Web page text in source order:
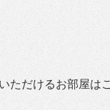
ただけるお部屋は